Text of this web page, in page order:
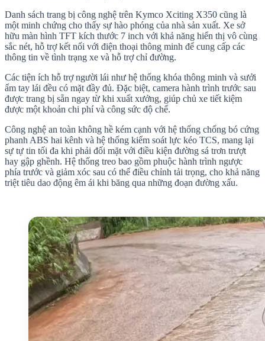
Danh sách trang bị công nghệ trên Kymco Xciting X350 cũng là
một minh chứng cho thấy sự hào phóng của nhà sản xuất. Xe sở
hữu màn hình TFT kích thước 7 inch với khả năng hiển thị vô cùng
sắc nét, hỗ trợ kết nối với điện thoại thông minh để cung cấp các
thông tin về tình trạng xe và hỗ trợ chỉ đường.
Các tiện ích hỗ trợ người lái như hệ thống khóa thông minh và sưởi
ấm tay lái đều có mặt đầy đủ. Đặc biệt, camera hành trình trước sau
được trang bị sẵn ngay từ khi xuất xưởng, giúp chủ xe tiết kiệm
được một khoản chi phí và công sức độ chế.
Công nghệ an toàn không hề kém cạnh với hệ thống chống bó cứng
phanh ABS hai kênh và hệ thống kiểm soát lực kéo TCS, mang lại
sự tự tin tối đa khi phải đối mặt với điều kiện đường sá trơn trượt
hay gập ghềnh. Hệ thống treo bao gồm phuộc hành trình ngược
phía trước và giảm xóc sau có thể điều chỉnh tải trọng, cho khả năng
triệt tiêu dao động êm ái khi băng qua những đoạn đường xấu.